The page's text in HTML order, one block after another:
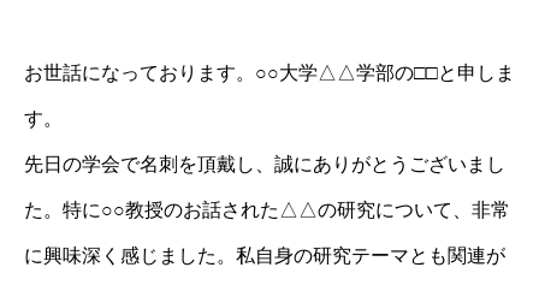
お世話になっております。○○大学△△学部の□□と申しま
す。
先日の学会で名刺を頂戴し、誠にありがとうございまし
た。特に○○教授のお話された△△の研究について、非常
に興味深く感じました。私自身の研究テーマとも関連が